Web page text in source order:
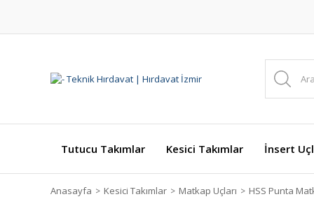
Tutucu Takımlar Kesici Takımlar İnsert
Anasayfa Kesici Takımlar Matkap Uçları HSS Punta